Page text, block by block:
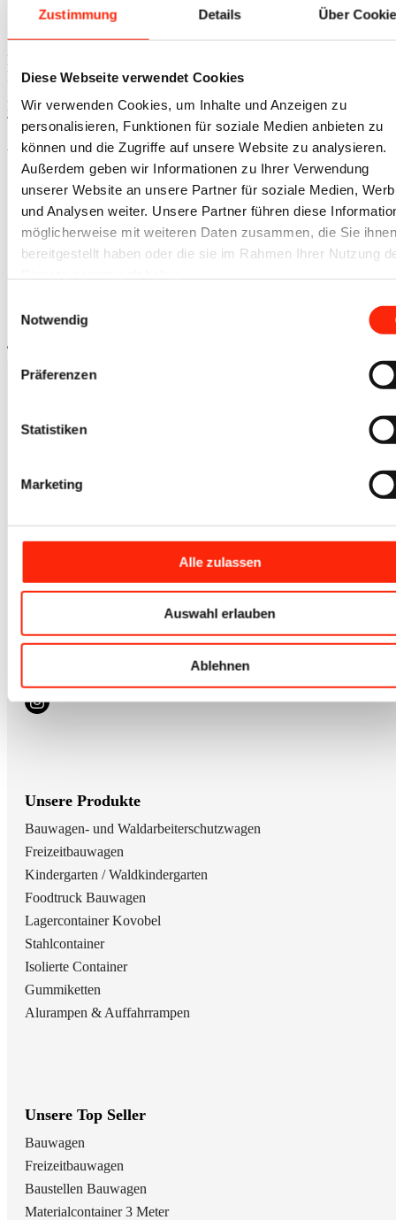
Zustimmung Details Über
Diese Webseite verwendet Cookies
Wir verwenden Cookies, um Inhalte und Anzeigen zu
personalisieren, Funktionen für soziale Medien anbieten zu
können und die Zugriffe auf unsere Website zu analysieren.
Außerdem geben wir Informationen zu Ihrer Verwendung
unserer Website an unsere Partner für soziale Medien,
und Analysen weiter. Unsere Partner führen diese
möglicherweise mit weiteren Daten zusammen, die Sie ihnen
bereitgestellt haben oder die sie im Rahmen Ihrer Nutzung
Notwendig
Präferenzen
Statistiken
Marketing
Alle zulassen
Auswahl erlauben
Ablehnen
SIE ERREICHEN UNS
Mo – Do | 08:00 – 17:30 Uhr
Fr | 08:00 – 14:30 Uhr
Eine Vor-Ort Beratung bieten wir gerne an. Wir bitten um
Terminvereinbarung.
website by opensmjle. © Copyright - iovino.de
Link zu Mail
Link zu Skype
Zahlarten
Versandkosten
Widerrufsbelehrung
Datenschutz
+49 (0) 7041 / 816 3007
hier anmelden
Schreib uns
Unsere Produkte
Bauwagen- und Waldarbeiterschutzwagen
Freizeitbauwagen
Kindergarten / Waldkindergarten
Foodtruck Bauwagen
Lagercontainer Kovobel
Stahlcontainer
Isolierte Container
Gummiketten
Alurampen & Auffahrrampen
Unsere Top Seller
Bauwagen
Freizeitbauwagen
Baustellen Bauwagen
Materialcontainer 3 Meter